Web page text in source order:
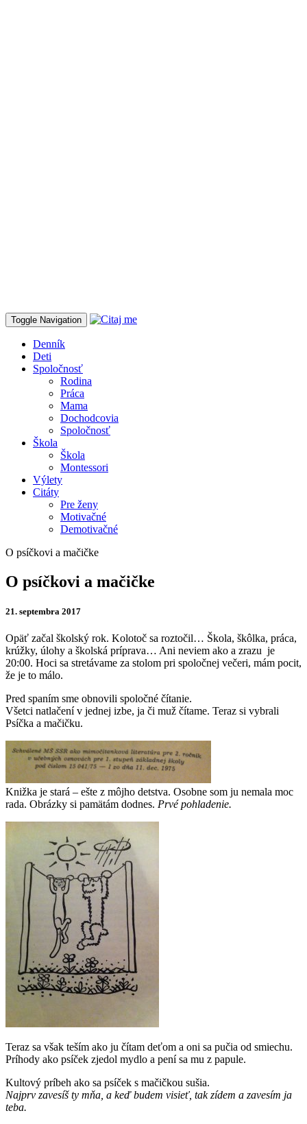
Toggle Navigation
Denník
Deti
Spoločnosť
Rodina
Práca
Mama
Dochodcovia
Spoločnosť
Škola
Škola
Montessori
Výlety
Citáty
Pre ženy
Motivačné
Demotivačné
O psíčkovi a mačičke
O psíčkovi a mačičke
21. septembra 2017
Opäť začal školský rok. Kolotoč sa roztočil… Škola, škôlka, práca,
krúžky, úlohy a školská príprava… Ani neviem ako a zrazu je
20:00. Hoci sa stretávame za stolom pri spoločnej večeri, mám pocit,
že je to málo.
Pred spaním sme obnovili spoločné čítanie.
Všetci natlačení v jednej izbe, ja či muž čítame. Teraz si vybrali
Psíčka a mačičku.
Knižka je stará – ešte z môjho detstva. Osobne som ju nemala moc
rada. Obrázky si pamätám dodnes. Prvé pohladenie.
Teraz sa však teším ako ju čítam deťom a oni sa pučia od smiechu.
Príhody ako psíček zjedol mydlo a pení sa mu z papule.
Kultový príbeh ako sa psíček s mačičkou sušia.
Najprv zavesíš ty mňa, a keď budem visieť, tak zídem a zavesím ja
teba.